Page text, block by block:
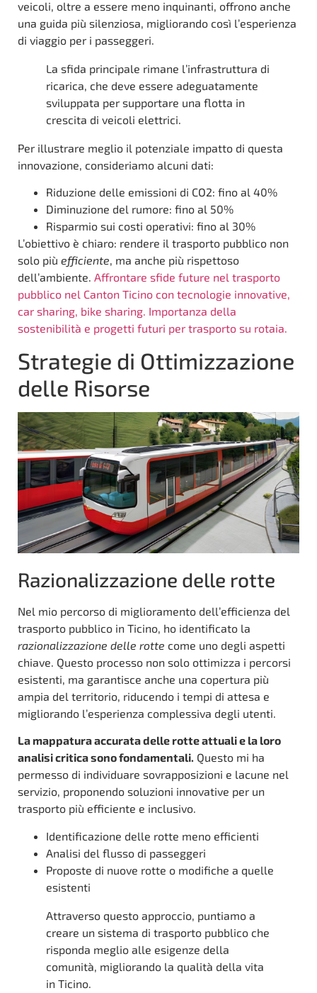
veicoli, oltre a essere meno inquinanti, offrono anche
una guida più silenziosa, migliorando così l’esperienza
di viaggio per i passeggeri.
La sfida principale rimane l’infrastruttura di
ricarica, che deve essere adeguatamente
sviluppata per supportare una flotta in
crescita di veicoli elettrici.
Per illustrare meglio il potenziale impatto di questa
innovazione, consideriamo alcuni dati:
Riduzione delle emissioni di CO2: fino al 40%
Diminuzione del rumore: fino al 50%
Risparmio sui costi operativi: fino al 30%
L’obiettivo è chiaro: rendere il trasporto pubblico non
solo più efficiente, ma anche più rispettoso
dell’ambiente. Affrontare sfide future nel trasporto
pubblico nel Canton Ticino con tecnologie innovative,
car sharing, bike sharing. Importanza della
sostenibilità e progetti futuri per trasporto su rotaia.
Strategie di Ottimizzazione
delle Risorse
Razionalizzazione delle rotte
Nel mio percorso di miglioramento dell’efficienza del
trasporto pubblico in Ticino, ho identificato la
razionalizzazione delle rotte come uno degli aspetti
chiave. Questo processo non solo ottimizza i percorsi
esistenti, ma garantisce anche una copertura più
ampia del territorio, riducendo i tempi di attesa e
migliorando l’esperienza complessiva degli utenti.
La mappatura accurata delle rotte attuali e la loro
analisi critica sono fondamentali. Questo mi ha
permesso di individuare sovrapposizioni e lacune nel
servizio, proponendo soluzioni innovative per un
trasporto più efficiente e inclusivo.
Identificazione delle rotte meno efficienti
Analisi del flusso di passeggeri
Proposte di nuove rotte o modifiche a quelle
esistenti
Attraverso questo approccio, puntiamo a
creare un sistema di trasporto pubblico che
risponda meglio alle esigenze della
comunità, migliorando la qualità della vita
in Ticino.